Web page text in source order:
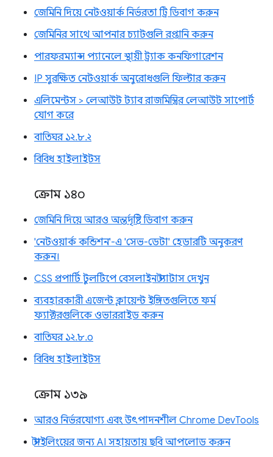
জেমিনি দিয়ে নেটওয়ার্ক নির্ভরতা ট্রি ডিবাগ করুন
জেমিনির সাথে আপনার চ্যাটগুলি রপ্তানি করুন
পারফরম্যান্স প্যানেলে স্থায়ী ট্র্যাক কনফিগারেশন
IP সুরক্ষিত নেটওয়ার্ক অনুরোধগুলি ফিল্টার করুন
এলিমেন্টস > লেআউট ট্যাব রাজমিস্ত্রির লেআউট সাপোর্ট
যোগ করে
বাতিঘর ১২.৮.২
বিবিধ হাইলাইটস
ক্রোম ১৪০
জেমিনি দিয়ে আরও অন্তর্দৃষ্টি ডিবাগ করুন
'নেটওয়ার্ক কন্ডিশন'-এ 'সেভ-ডেটা' হেডারটি অনুকরণ
করুন।
CSS প্রপার্টি টুলটিপে বেসলাইন স্ট্যাটাস দেখুন
ব্যবহারকারী এজেন্ট ক্লায়েন্ট ইঙ্গিতগুলিতে ফর্ম
ফ্যাক্টরগুলিকে ওভাররাইড করুন
বাতিঘর ১২.৮.০
বিবিধ হাইলাইটস
ক্রোম ১৩৯
আরও নির্ভরযোগ্য এবং উৎপাদনশীল Chrome DevTools
স্টাইলিংয়ের জন্য AI সহায়তায় ছবি আপলোড করুন